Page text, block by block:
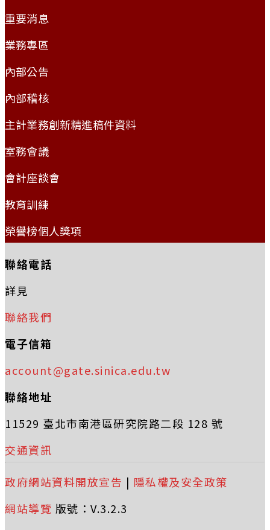
重要消息
業務專區
內部公告
內部稽核
主計業務創新精進稿件資料
室務會議
會計座談會
教育訓練
榮譽榜個人獎項
聯絡電話
詳見
聯絡我們
電子信箱
account@gate.sinica.edu.tw
聯絡地址
11529 臺北市南港區研究院路二段 128 號
交通資訊
政府網站資料開放宣告 | 隱私權及安全政策
網站導覽 版號：V.3.2.3